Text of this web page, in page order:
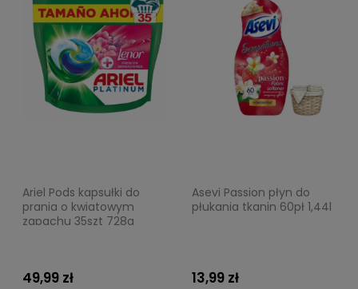
Ariel Pods kapsułki do
prania o kwiatowym
zapachu 35szt 728g
49,99 zł
Asevi Passion płyn do
płukania tkanin 60pł 1,44l
13,99 zł